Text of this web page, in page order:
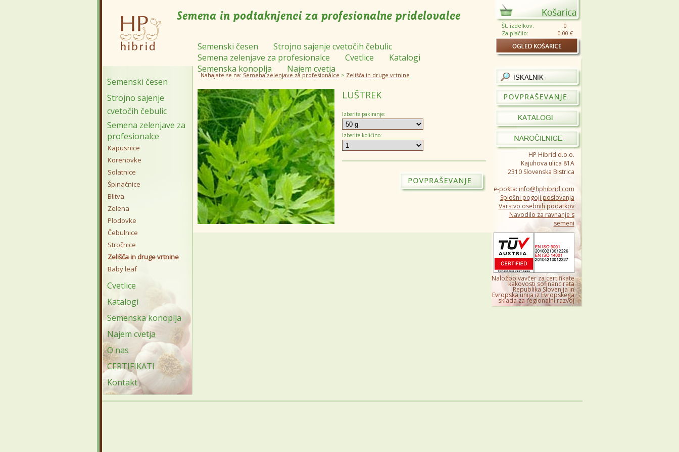
Nahajate se na: Semena zelenjave za profesionalce > Zelišča in druge vrtnine
LUŠTREK
Izberite pakiranje:
Izberite količino:
Semenski česen
Strojno sajenje
cvetočih čebulic
Semena zelenjave za
profesionalce
Kapusnice
Korenovke
Solatnice
Špinačnice
Blitva
Zelena
Plodovke
Čebulnice
Stročnice
Zelišča in druge vrtnine
Baby leaf
Cvetlice
Katalogi
Semenska konoplja
Najem cvetja
O nas
CERTIFIKATI
Kontakt
HP Hibrid d.o.o.
Kajuhova ulica 81A
2310 Slovenska Bistrica
e-pošta: info@hphibrid.com
Splošni pogoji poslovanja
Varstvo osebnih podatkov
Navodilo za ravnanje s
semeni
Naložbo vavčer za certifikate
kakovosti sofinancirata
Republika Slovenija in
Evropska unija iz Evropskega
sklada za regionalni razvoj
Semenski česen
Strojno sajenje cvetočih čebulic
Semena zelenjave za profesionalce
Cvetlice
Katalogi
Semenska konoplja
Najem cvetja
Št. izdelkov:
0
Za plačilo:
0.00 €